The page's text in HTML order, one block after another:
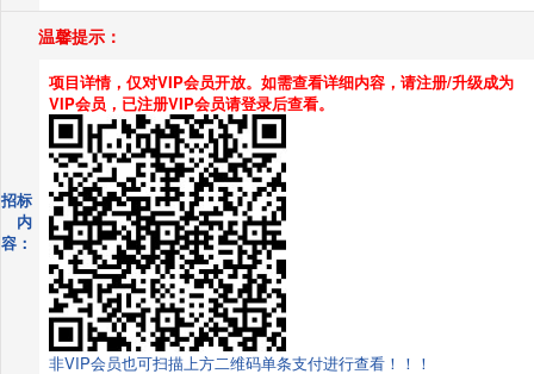
招标
内
容：
温馨提示：
项目详情，仅对VIP会员开放。如需查看详细内容，请注册/升级成为
VIP会员，已注册VIP会员请登录后查看。
非VIP会员也可扫描上方二维码单条支付进行查看！！！